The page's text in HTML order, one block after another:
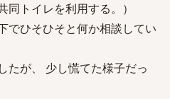
トイレを利用する。）
でひそひそと何か相談してい
たが、 少し慌てた様子だっ